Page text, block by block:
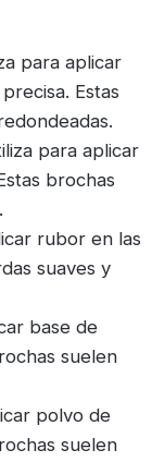
para aplicar
Estas
para aplicar
brochas
rubor en las
suaves y
base de
suelen
polvo de
suelen